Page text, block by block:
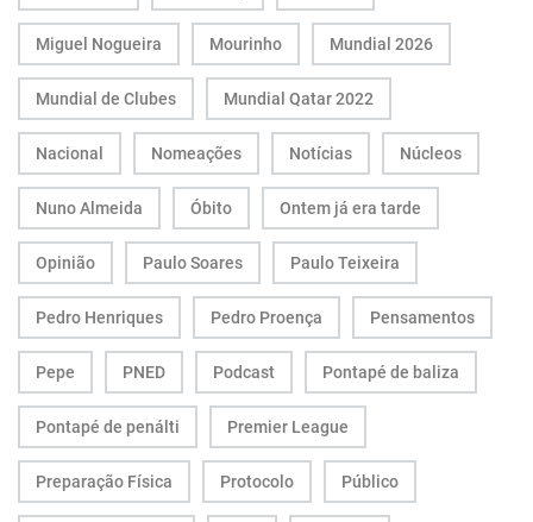
Miguel Nogueira Mourinho Mundial 2026
Mundial de Clubes Mundial Qatar 2022
Nacional Nomeações Notícias Núcleos
Nuno Almeida Óbito Ontem já era tarde
Opinião Paulo Soares Paulo Teixeira
Pedro Henriques Pedro Proença Pensamentos
Pepe PNED Podcast Pontapé de baliza
Pontapé de penálti Premier League
Preparação Física Protocolo Público